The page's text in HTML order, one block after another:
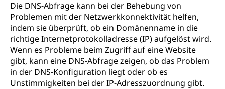
Die DNS-Abfrage kann bei der Behebung von
Problemen mit der Netzwerkkonnektivität helfen,
indem sie überprüft, ob ein Domänenname in die
richtige Internetprotokolladresse (IP) aufgelöst wird.
Wenn es Probleme beim Zugriff auf eine Website
gibt, kann eine DNS-Abfrage zeigen, ob das Problem
in der DNS-Konfiguration liegt oder ob es
Unstimmigkeiten bei der IP-Adresszuordnung gibt.